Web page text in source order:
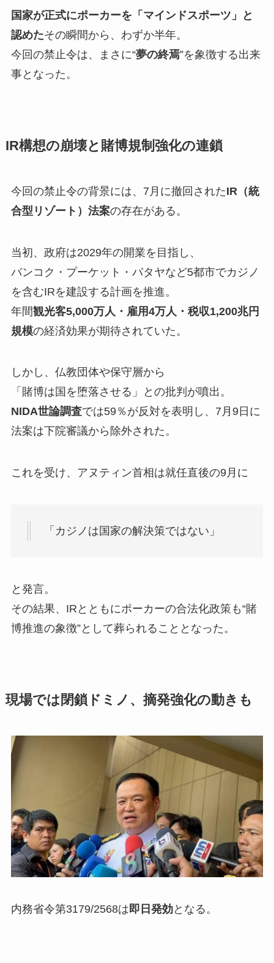
国家が正式にポーカーを「マインドスポーツ」と
認めたその瞬間から、わずか半年。
今回の禁止令は、まさに“夢の終焉”を象徴する出来
事となった。
IR構想の崩壊と賭博規制強化の連鎖
今回の禁止令の背景には、7月に撤回されたIR（統
合型リゾート）法案の存在がある。
当初、政府は2029年の開業を目指し、
バンコク・プーケット・パタヤなど5都市でカジノ
を含むIRを建設する計画を推進。
年間観光客5,000万人・雇用4万人・税収1,200兆円
規模の経済効果が期待されていた。
しかし、仏教団体や保守層から
「賭博は国を堕落させる」との批判が噴出。
NIDA世論調査では59％が反対を表明し、7月9日に
法案は下院審議から除外された。
これを受け、アヌティン首相は就任直後の9月に
「カジノは国家の解決策ではない」
と発言。
その結果、IRとともにポーカーの合法化政策も“賭
博推進の象徴”として葬られることとなった。
現場では閉鎖ドミノ、摘発強化の動きも
内務省令第3179/2568は即日発効となる。